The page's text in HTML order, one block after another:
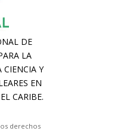
derechos